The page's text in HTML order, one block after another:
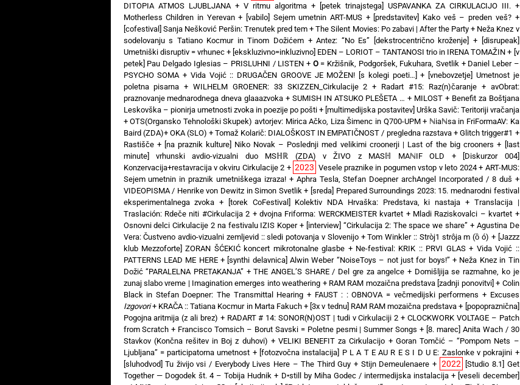
DITOPIA ATMOS LJUBLJANA+ V ritmu algoritma+
[petek trinajstega] USPAVANKA ZA CIRKULACIJO III. +
Motherless Children in Yerevan+ [vabilo] Sejem umetnin ART-MUS + [predstavitev] Kako veš – preden veš?+
[cofestival] Sanja Nešković Peršin: Trenutek pred tem +The Silent Movies: Po zabavi | After the Party + Neža Knez v
sodelovanju s Tatiano Kocmur in Tinom Dožićem+Antez: “No Es” [dekstrocentrično kroženje] +
[disrupeak]
Umetniški disruptiv = vrhunec+ [ekskluzivno=inkluzivno] EDEN – LORIOT – TANTANOSI trio in IRENA TOMAŽIN + [v
petek] Pau Delgado Iglesias – PRISLUHNI / LISTEN + O = Kržišnik, Podgoršek, Fukuhara, Svetlik + Daniel Leber –
PSYCHO SOMA + Vida Vojić :: DRUGAČEN GROOVE JE MOŽEN! [s kolegi poeti…] + [vnebovzetje] Umetnost je
poletna pisarna +WILHELM GROENER: 33 SKIZZEN_Cirkulacije 2 + Radart #15: Raz(n)čaranje+ avObrat:
praznovanje mednarodnega dneva glaaazvoka + SUMISH IN ATSUKO PLEŠETA … + MILOST + Benefit za Boštjana
Leskovška – pionirja umetnosti zvoka in poezije po pošti+ [multimedijska postavitev] Urška Savič: Teritoriji vračanja
+OTS(Organsko Tehnološki Skupek) avtorjev: Mirica Ačko, Liza Šimenc in Q700-UPM+ ℕiaℕsa in FriFormaAV: Ka
Baird (ZDA)+ OKA (SLO) +Tomaž Kolarič: DIALOŠKOST IN EMPATIČNOST / pregledna razstava+Glitch trigger#1 +
Rastišče+ [na praznik kulture] Niko Novak – Poslednji med velikimi croonerji | Last of the big crooners +
[last
minute] vrhunski avdio-vizualni duo MSℍℝ (ZDA) v ŽIVO z MASℍ MAℕIF OLD +
[Diskurzor 004]
Konzervacija+restavracija v okviru Cirkulacije 2 + 2023 Vesele praznike in pogumen vstop v leto 2024+ ART-MUS:
Sejem umetnin in praznik umetniškega izraza!+ Aphra Tesla, Stefan Doepner archAngel Incorporated / 8 duš +
VIDEOPISMA / Henrike von Dewitz in Simon Svetlik + [sreda] Prepared Surroundings 2023: 15. mednarodni festival
eksperimentalnega zvoka + [torek CoFestival] Kolektiv NDA Hrvaška: Predstava, ki nastaja + Translacija |
Traslación: Rdeče niti #Cirkulacija 2 + dvojna Friforma: WERCKMEISTER kvartet + Mladi Raziskovalci – kvartet +
Osnovni delci Cirkulacije 2 na festivalu IZIS Koper+ [interview] “Cirkulacija 2: The space we share” + Agustina De
Vera: Čustveno avdio-vizualni zemljevid :: sledi potovanja v Slovenijo+Tom Winkler :: Stròj1 strôja m (ȍ ó) + [Jazzz
klub Mezzoforte] ZORAN ŠĆEKIĆ koncert mikrotonalne glasbe + Ne-festival: KRIK :: PRVI GLAS+ Vida Vojić ::
PATTERNS LEAD ME HERE+ [synthi delavnica] Alwin Weber “NoiseToys – not just for boys!”+ Neža Knez in Tin
Dožić “PARALELNA PRETAKANJA”+THE ANGEL’S SHARE / Del gre za angelce + Domišljija se razmahne, ko je
zunaj slabo vreme | Imagination emerges into weathering + RAM RAM mozaična predstava [zadnji ponovitvi] + Colin
Black in Stefan Doepner: The Transmittal Hearing + FAUST : : OBNOVA = večmedijski performens + Excuses
Izgovori+ KRAČA :: Tatiana Kocmur in Marta Fakuch+ [3x v tednu] RAM RAM mozaična predstava + [popopraznična]
Pogojna aritmija (z ali brez) + RADART # 14: SONOR(N)OST | tudi v Cirkulaciji 2 + CLOCKWORK VOLTAGE – Patch
from Scratch + Francisco Tomsich – Borut Savski = Poletne pesmi | Summer Songs + [8. marec] Anita Wach / 30
Stavkov (Končna rešitev in Boj z duhovi) + VELIKI BENEFIT za Cirkulacijo + Goran Tomčić – “Pompom Nets –
Ljubljana” = participatorna umetnost + [fotozvočna instalacija] P L A T E AU R E S I D U E: Zaslonke v pokrajini +
[sluhodvod] Tu živijo vsi / Everybody Lives Here – The Third Guy + Stijn Demeulenaere + 2022
[Studio 8.1] Get
Together — Dogodek št. 4 – Tobija Hudnik + D•still by Miha Godec / intermedijska instalacija + [veseli december]